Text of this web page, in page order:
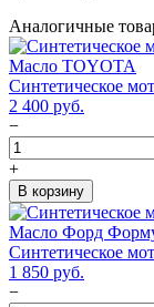
Аналогичные
Масло TOYOTA
Синтетическое
2 400 руб.
−
+
В корзину
Масло Форд
Синтетическое
1 850 руб.
−